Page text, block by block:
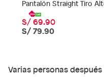
Productos comprados
Productos
medicamentos,
baño con señales de uso,
Pantalón Straight Tiro
Mujer Sybilla
S/ 69.90
S/ 79.90
Varias personas